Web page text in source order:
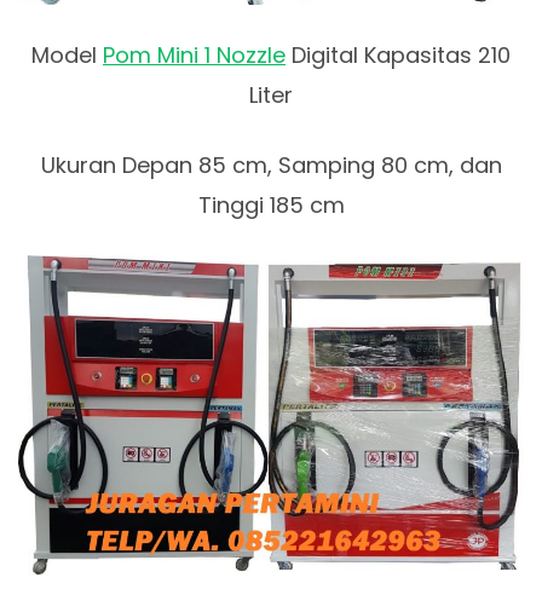
Model Pom Mini 1 Nozzle Digital Kapasitas 210
Liter
Ukuran Depan 85 cm, Samping 80 cm, dan
Tinggi 185 cm